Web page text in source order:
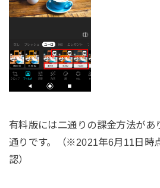
有料版には二通りの課金方法があ
通りです。（※2021年6月11日時
認）